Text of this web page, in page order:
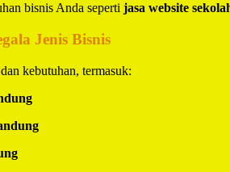
bisnis Anda seperti jasa website
Jenis Bisnis
kebutuhan, termasuk: